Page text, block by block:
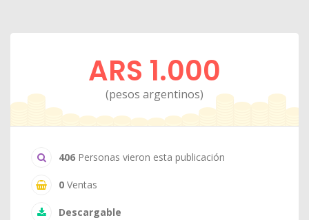
ARS 1.000
(pesos argentinos)
406 Personas vieron esta publicación
0 Ventas
Descargable